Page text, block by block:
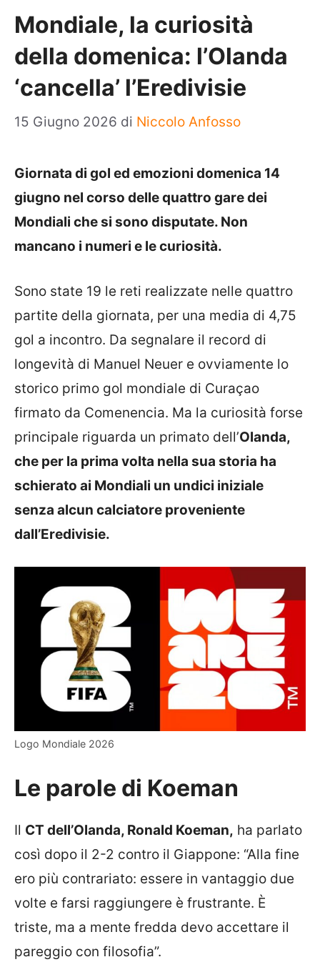
Mondiale, la curiosità
della domenica: l’Olanda
‘cancella’ l’Eredivisie
15 Giugno 2026 di Niccolo Anfosso
Giornata di gol ed emozioni domenica 14
giugno nel corso delle quattro gare dei
Mondiali che si sono disputate. Non
mancano i numeri e le curiosità.
Sono state 19 le reti realizzate nelle quattro
partite della giornata, per una media di 4,75
gol a incontro. Da segnalare il record di
longevità di Manuel Neuer e ovviamente lo
storico primo gol mondiale di Curaçao
firmato da Comenencia. Ma la curiosità forse
principale riguarda un primato dell’Olanda,
che per la prima volta nella sua storia ha
schierato ai Mondiali un undici iniziale
senza alcun calciatore proveniente
dall’Eredivisie.
Logo Mondiale 2026
Le parole di Koeman
Il CT dell’Olanda, Ronald Koeman, ha parlato
così dopo il 2-2 contro il Giappone: “Alla fine
ero più contrariato: essere in vantaggio due
volte e farsi raggiungere è frustrante. È
triste, ma a mente fredda devo accettare il
pareggio con filosofia”.